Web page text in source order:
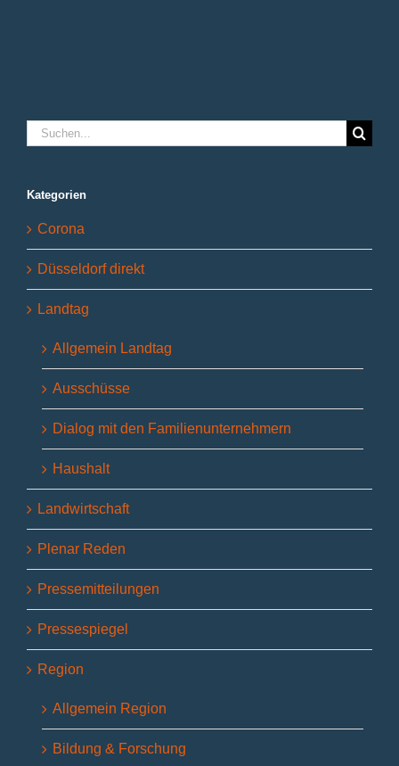
Suche
nach:
Kategorien
Corona
Düsseldorf direkt
Landtag
Allgemein Landtag
Ausschüsse
Dialog mit den Familienunternehmern
Haushalt
Landwirtschaft
Plenar Reden
Pressemitteilungen
Pressespiegel
Region
Allgemein Region
Bildung & Forschung